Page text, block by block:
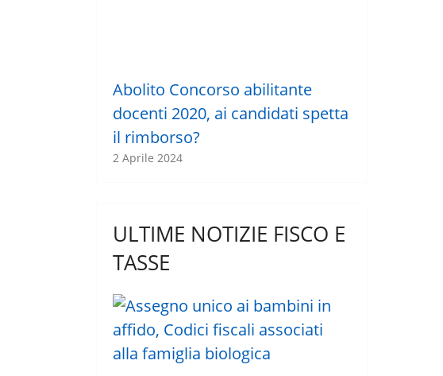
Abolito Concorso abilitante
docenti 2020, ai candidati spetta
il rimborso?
2 Aprile 2024
ULTIME NOTIZIE FISCO E
TASSE